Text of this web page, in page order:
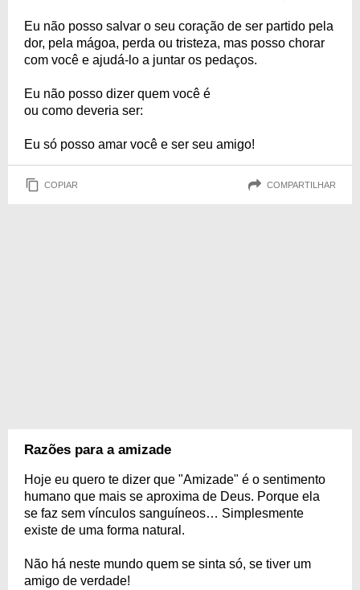
Eu não posso salvar o seu coração de ser partido pela
dor, pela mágoa, perda ou tristeza, mas posso chorar
com você e ajudá-lo a juntar os pedaços.
Eu não posso dizer quem você é
ou como deveria ser:
Eu só posso amar você e ser seu amigo!
COPIAR COMPARTILHAR
Razões para a amizade
Hoje eu quero te dizer que "Amizade" é o sentimento
humano que mais se aproxima de Deus. Porque ela
se faz sem vínculos sanguíneos… Simplesmente
existe de uma forma natural.
Não há neste mundo quem se sinta só, se tiver um
amigo de verdade!